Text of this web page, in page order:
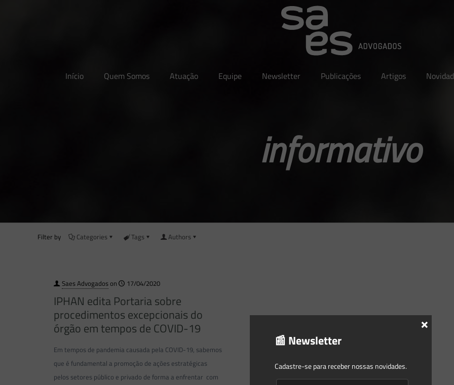
Início Quem Somos Atuação Equipe Newsletter Publicações Artigos
informativo
Filter by Categories Tags Authors
Saes Advogadoson 17/04/2020
IPHAN edita Portaria sobre
procedimentos excepcionais do
órgão em tempos de COVID-19
Em tempos de pandemia causada pela COVID-19, sabemos
que é fundamental a promoção de ações estratégicas
pelos setores público e privado de forma a enfrentar com
📰 Newsletter
Cadastre-se para receber nossas novidades.
×